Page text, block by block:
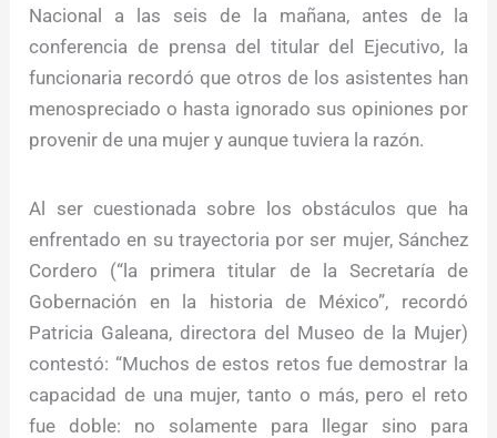
Nacional a las seis de la mañana, antes de la
conferencia de prensa del titular del Ejecutivo, la
funcionaria recordó que otros de los asistentes han
menospreciado o hasta ignorado sus opiniones por
provenir de una mujer y aunque tuviera la razón.
Al ser cuestionada sobre los obstáculos que ha
enfrentado en su trayectoria por ser mujer, Sánchez
Cordero (“la primera titular de la Secretaría de
Gobernación en la historia de México”, recordó
Patricia Galeana, directora del Museo de la Mujer)
contestó: “Muchos de estos retos fue demostrar la
capacidad de una mujer, tanto o más, pero el reto
fue doble: no solamente para llegar sino para